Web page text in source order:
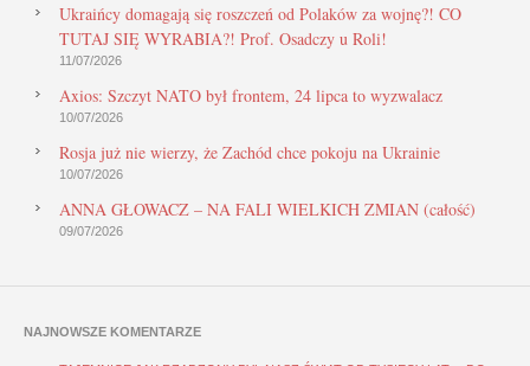
Ukraińcy domagają się roszczeń od Polaków za wojnę?! CO
TUTAJ SIĘ WYRABIA?! Prof. Osadczy u Roli!
11/07/2026
Axios: Szczyt NATO był frontem, 24 lipca to wyzwalacz
10/07/2026
Rosja już nie wierzy, że Zachód chce pokoju na Ukrainie
10/07/2026
ANNA GŁOWACZ – NA FALI WIELKICH ZMIAN (całość)
09/07/2026
NAJNOWSZE KOMENTARZE